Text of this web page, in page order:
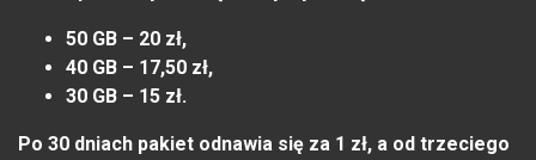
50 GB – 20 zł,
40 GB – 17,50 zł,
30 GB – 15 zł.
Po 30 dniach pakiet odnawia się za 1 zł, a od trzeciego